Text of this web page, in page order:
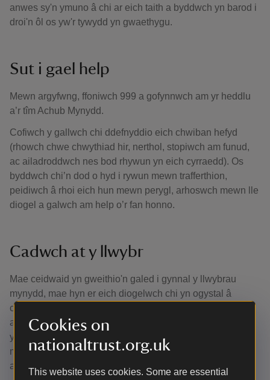
Cookies on
nationaltrust.org.uk
This website uses cookies. Some are essential
anwes sy'n ymuno â chi ar eich taith a byddwch yn barod i
droi'n ôl os yw'r tywydd yn gwaethygu.
Sut i gael help
Mewn argyfwng, ffoniwch 999 a gofynnwch am yr heddlu
a’r tîm Achub Mynydd.
Cofiwch y gallwch chi ddefnyddio eich chwiban hefyd
(rhowch chwe chwythiad hir, nerthol, stopiwch am funud,
ac ailadroddwch nes bod rhywun yn eich cyrraedd). Os
byddwch chi’n dod o hyd i rywun mewn trafferthion,
peidiwch â rhoi eich hun mewn perygl, arhoswch mewn lle
diogel a galwch am help o’r fan honno.
Cadwch at y llwybr
Mae ceidwaid yn gweithio'n galed i gynnal y llwybrau
mynydd, mae hyn er eich diogelwch chi yn ogystal â
chadwraeth yr ardaloedd cyfagos. Gofalwch am eich hun
a'r amgylchedd trwy gadw at y llwybrau. Peidiwch â mynd
yn agos at y dibyn, peidiwch â chymryd risgiau diangen,
mae'n hanfodol eich bod chi'n cymryd cyfrifoldeb personol
am eich diogelwch eich hun.